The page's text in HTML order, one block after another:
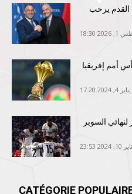
القدم يرحب
18:30
أمم إفريقيا
يناير 4, 2024 17:20
لنهائي السوبر
2024 23:53
CATÉGORIE